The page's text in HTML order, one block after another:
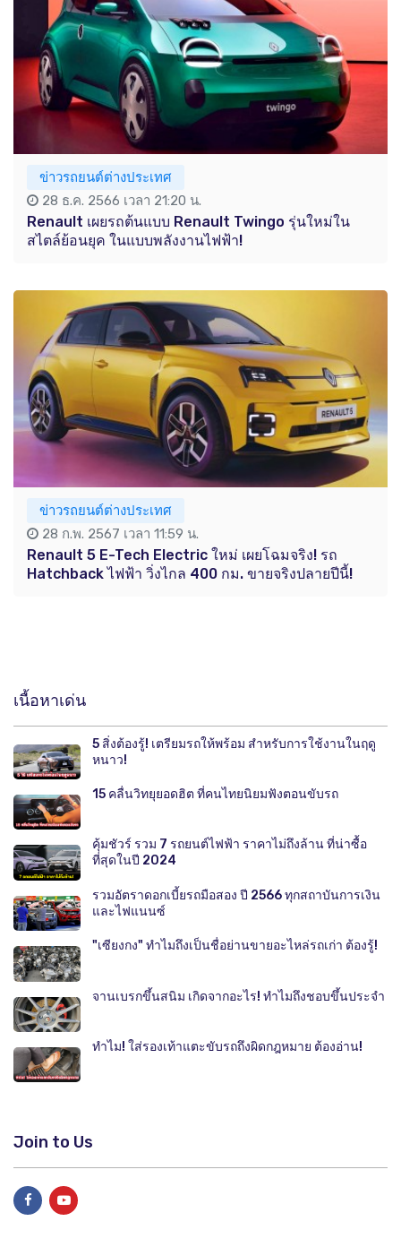
ข่าวรถยนต์ต่างประเทศ
28 ธ.ค. 2566 เวลา 21:20 น.
Renault เผยรถต้นแบบ Renault Twingo รุ่นใหม่ใน
สไตล์ย้อนยุค ในแบบพลังงานไฟฟ้า!
ข่าวรถยนต์ต่างประเทศ
28 ก.พ. 2567 เวลา 11:59 น.
Renault 5 E-Tech Electric ใหม่ เผยโฉมจริง! รถ
Hatchback ไฟฟ้า วิ่งไกล 400 กม. ขายจริงปลายปีนี้!
เนื้อหาเด่น
5 สิ่งต้องรู้! เตรียมรถให้พร้อม สำหรับการใช้งานในฤดู
หนาว!
15 คลื่นวิทยุยอดฮิต ที่คนไทยนิยมฟังตอนขับรถ
คุ้มชัวร์ รวม 7 รถยนต์ไฟฟ้า ราคาไม่ถึงล้าน ที่น่าซื้อ
ที่สุดในปี 2024
รวมอัตราดอกเบี้ยรถมือสอง ปี 2566 ทุกสถาบันการเงิน
และไฟแนนซ์
"เซียงกง" ทำไมถึงเป็นชื่อย่านขายอะไหล่รถเก่า ต้องรู้!
จานเบรกขึ้นสนิม เกิดจากอะไร! ทำไมถึงชอบขึ้นประจำ
ทำไม! ใส่รองเท้าแตะขับรถถึงผิดกฎหมาย ต้องอ่าน!
Join to Us